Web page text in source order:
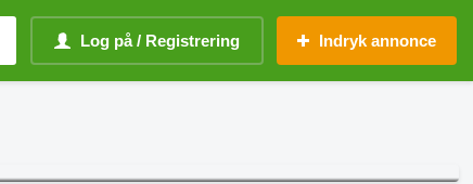
Log på / Registrering Indryk annonce